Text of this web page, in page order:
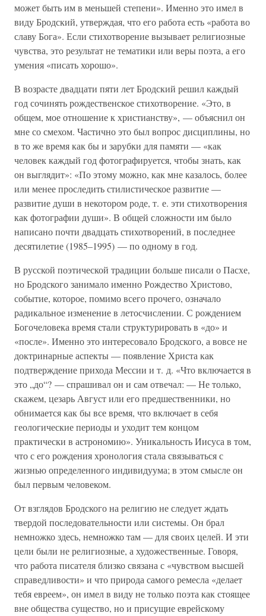
может быть им в меньшей степени». Именно это имел в
виду Бродский, утверждая, что его работа есть «работа во
славу Бога». Если стихотворение вызывает религиозные
чувства, это результат не тематики или веры поэта, а его
умения «писать хорошо».
В возрасте двадцати пяти лет Бродский решил каждый
год сочинять рождественское стихотворение. «Это, в
общем, мое отношение к христианству», — объяснил он
мне со смехом. Частично это был вопрос дисциплины, но
в то же время как бы и зарубки для памяти — «как
человек каждый год фотографируется, чтобы знать, как
он выглядит»: «По этому можно, как мне казалось, более
или менее проследить стилистическое развитие —
развитие души в некотором роде, т. е. эти стихотворения
как фотографии души». В общей сложности им было
написано почти двадцать стихотворений, в последнее
десятилетие (1985–1995) — по одному в год.
В русской поэтической традиции больше писали о Пасхе,
но Бродского занимало именно Рождество Христово,
событие, которое, помимо всего прочего, означало
радикальное изменение в летосчислении. С рождением
Богочеловека время стали структурировать в «до» и
«после». Именно это интересовало Бродского, а вовсе не
доктринарные аспекты — появление Христа как
подтверждение прихода Мессии и т. д. «Что включается в
это „до“? — спрашивал он и сам отвечал: — Не только,
скажем, цезарь Август или его предшественники, но
обнимается как бы все время, что включает в себя
геологические периоды и уходит тем концом
практически в астрономию». Уникальность Иисуса в том,
что с его рождения хронология стала связываться с
жизнью определенного индивидуума; в этом смысле он
был первым человеком.
От взглядов Бродского на религию не следует ждать
твердой последовательности или системы. Он брал
немножко здесь, немножко там — для своих целей. И эти
цели были не религиозные, а художественные. Говоря,
что работа писателя близко связана с «чувством высшей
справедливости» и что природа самого ремесла «делает
тебя евреем», он имел в виду не только поэта как стоящее
вне общества существо, но и присущие еврейскому